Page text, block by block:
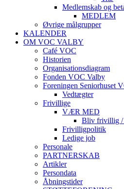
Medlemskab og
MEDLEM
Øvrige målgrupper
KALENDER
OM VOC VALBY
Café VOC
Historien
Organisationsdiagram
Fonden VOC Valby
Foreningen Seniorhuset
Vedtægter
Frivillige
VÆR MED
Bliv frivillig /
Frivilligpolitik
Ledige job
Personale
PARTNERSKAB
Artikler
Persondata
Åbningstider